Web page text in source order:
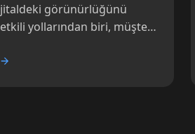
görünürlüğünü
yollarından biri, müşteri
doğrudan etkileyen